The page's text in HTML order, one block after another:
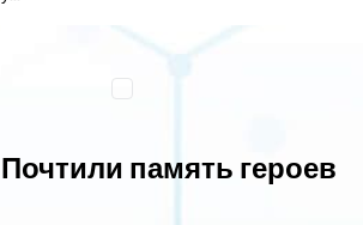
память героев